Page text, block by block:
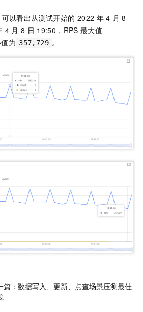
以看出从测试开始的 2022 年 4 月 8
4 月 8 日 19:50，RPS 最大值
值为 357,729 。
篇： 数据写入、更新、点查场景压测最佳